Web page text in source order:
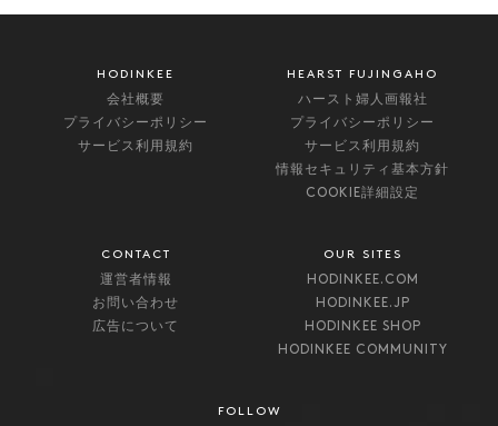
HODINKEE
会社概要
プライバシーポリシー
サービス利用規約
HEARST FUJINGAHO
ハースト婦人画報社
プライバシーポリシー
サービス利用規約
情報セキュリティ基本方針
COOKIE詳細設定
CONTACT
運営者情報
お問い合わせ
広告について
OUR SITES
HODINKEE.COM
HODINKEE.JP
HODINKEE SHOP
HODINKEE COMMUNITY
FOLLOW